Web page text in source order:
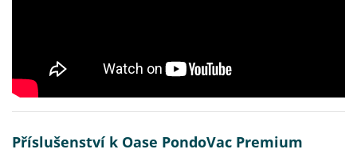
Příslušenství k Oase PondoVac Premium